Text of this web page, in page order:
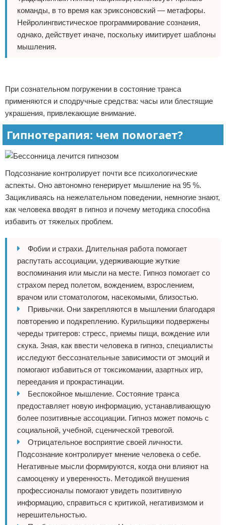
команды, в то время как эриксоновский — метафоры.
Нейролингвистическое программирование сознания,
однако, действует иначе, поскольку имитирует шаблоны
мышления.
При сознательном погружении в состояние транса
применяются и сподручные средства: часы или блестящие
украшения, привлекающие внимание.
Гипнотерапия: чем помогает?
Подсознание контролирует почти все психологические
аспекты. Оно автономно генерирует мышление на 95 %.
Зацикливаясь на нежелательном поведении, немногие знают,
как человека вводят в гипноз и почему методика способна
избавить от тяжелых проблем.
Фобии и страхи. Длительная работа помогает
распутать ассоциации, удерживающие жуткие
воспоминания или мысли на месте. Гипноз помогает со
страхом перед полетом, вождением, взрослением,
врачом или стоматологом, насекомыми, близостью.
Привычки. Они закрепляются в мышлении благодаря
повторению и подкреплению. Курильщики подвержены
череды триггеров: стресс, приемы пищи, вождение или
скука. Зная, как ввести человека в гипноз, специалисты
исследуют бессознательные зависимости от эмоций и
помогают избавиться от токсикомании, азартных игр,
переедания и прокрастинации.
Беспокойное мышление. Состояние транса
предоставляет новую информацию, устанавливающую
более позитивные ассоциации. Гипноз может помочь с
социальной, учебной, сценической тревогой.
Отрицательное восприятие своей личности.
Подсознание контролирует мнение человека о себе.
Негативные мысли формируются, когда они влияют на
самооценку и уверенность. Методикой внушения
профессионалы помогают увидеть позитивную
информацию, справиться с критикой, негативизмом и
нерешительностью.